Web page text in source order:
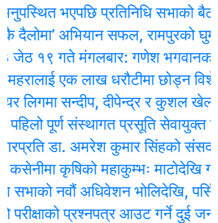
भएपछि प्रतिनिधि सभाको बैठक
अभियान सफल, रामपुरको घुम्ती
गते मंगलबार: गणेश भगवानकाे
एक लाख धरौटीमा छोड्न विशेष
सन्दीप, दीपेन्द्र र कुशल खेल्ने
पूर्ण संस्थागत प्रसूति सेवायुक्त
डा. अमरेश कुमार सिंहको संसदमा
कृषिको महाकुम्भः माटोदेखि गोबर
नवौं अधिवेशन भोलिदेखि, पर्सि
प्रश्नपत्र आउट गर्ने दुई जना